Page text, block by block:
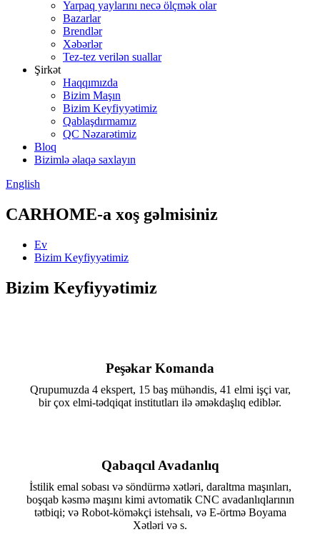
Yarpaq yaylarını necə ölçmək olar
Bazarlar
Brendlər
Xəbərlər
Tez-tez verilən suallar
Şirkət
Haqqımızda
Bizim Maşın
Bizim Keyfiyyətimiz
Qablaşdırmamız
QC Nəzarətimiz
Bloq
Bizimlə əlaqə saxlayın
English
CARHOME-a xoş gəlmisiniz
Ev
Bizim Keyfiyyətimiz
Bizim Keyfiyyətimiz
Peşəkar Komanda
Qrupumuzda 4 ekspert, 15 baş mühəndis, 41 elmi işçi var,
bir çox elmi-tədqiqat institutları ilə əməkdaşlıq ediblər.
Qabaqcıl Avadanlıq
İstilik emal sobası və söndürmə xətləri, daraltma maşınları,
boşqab kəsmə maşını kimi avtomatik CNC avadanlıqlarının
tətbiqi; və Robot-köməkçi istehsalı, və E-örtmə Boyama
Xətləri və s.